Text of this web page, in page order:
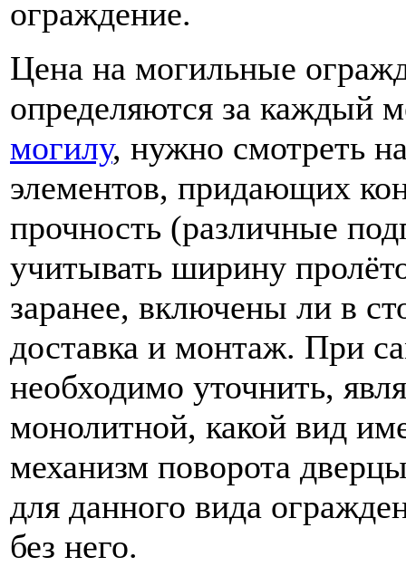
ограждение.
Цена на могильные
определяются за каждый
могилу, нужно смотреть
элементов, придающих
прочность (различные
учитывать ширину
заранее, включены ли в
доставка и монтаж. При
необходимо уточнить,
монолитной, какой вид
механизм поворота
для данного вида
без него.